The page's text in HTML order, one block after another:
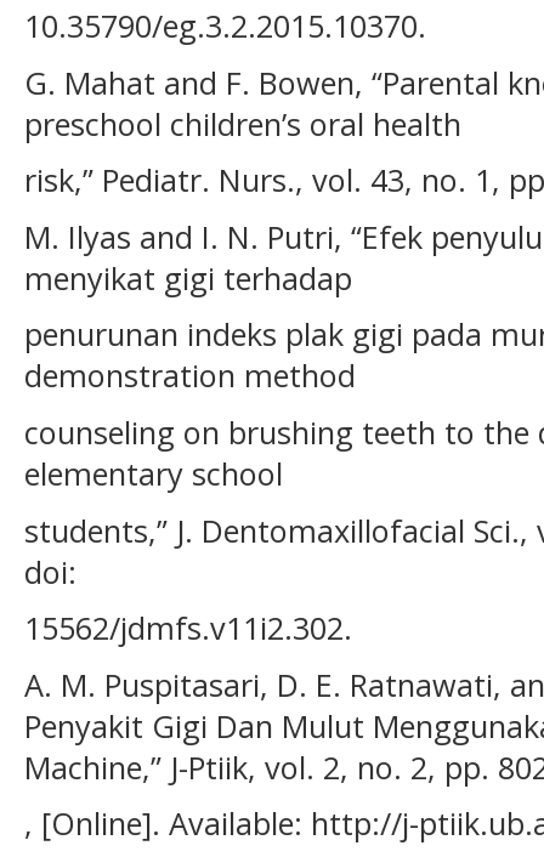
10.35790/eg.3.2.2015.10370.
G. Mahat and F. Bowen, “Parental
preschool children’s oral health
risk,” Pediatr. Nurs., vol. 43, no. 1,
M. Ilyas and I. N. Putri, “Efek
menyikat gigi terhadap
penurunan indeks plak gigi pada
demonstration method
counseling on brushing teeth to the
elementary school
students,” J. Dentomaxillofacial
doi:
15562/jdmfs.v11i2.302.
A. M. Puspitasari, D. E. Ratnawati,
Penyakit Gigi Dan Mulut
Machine,” J-Ptiik, vol. 2, no. 2, pp.
, [Online]. Available: http://j-